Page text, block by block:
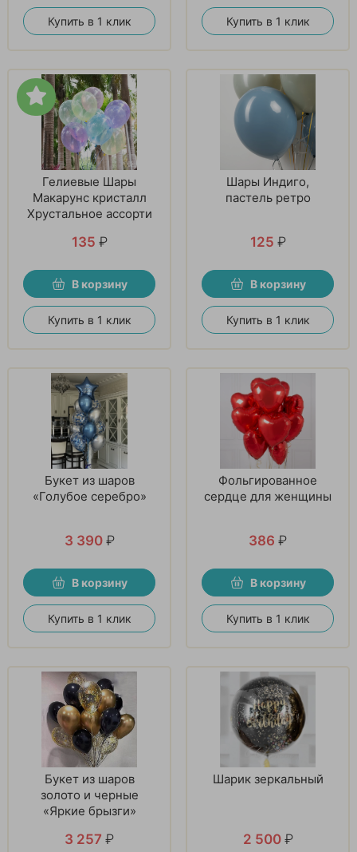
Купить в 1 клик Купить в 1 клик
Гелиевые Шары
Макарунс кристалл
Хрустальное ассорти
135 ₽
В корзину
Купить в 1 клик
Шары Индиго,
пастель ретро
125 ₽
В корзину
Купить в 1 клик
Букет из шаров
«Голубое серебро»
3 390 ₽
В корзину
Купить в 1 клик
Фольгированное
сердце для женщины
386 ₽
В корзину
Купить в 1 клик
Букет из шаров
золото и черные
«Яркие брызги»
3 257 ₽
Шарик зеркальный
2 500 ₽